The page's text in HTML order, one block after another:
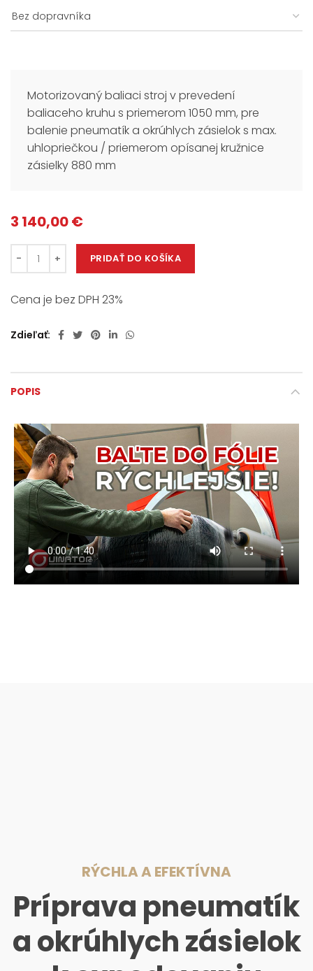
Motorizovaný baliaci stroj v prevedení
baliaceho kruhu s priemerom 1050 mm, pre
balenie pneumatík a okrúhlych zásielok s max.
uhlopriečkou / priemerom opísanej kružnice
zásielky 880 mm
3 140,00€
PRIDAŤ DO KOŠÍKA
Cena je bez DPH 23%
Zdieľať
POPIS
RÝCHLA A EFEKTÍVNA
Príprava pneumatík
a okrúhlych zásielok